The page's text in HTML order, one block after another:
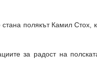
полякът Камил Стох,
за радост на